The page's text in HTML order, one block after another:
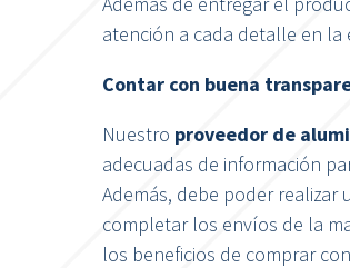
atención a cada detalle en
Contar con buena
Nuestro proveedor de
adecuadas de información
Además, debe poder
completar los envíos de la
los beneficios de comprar